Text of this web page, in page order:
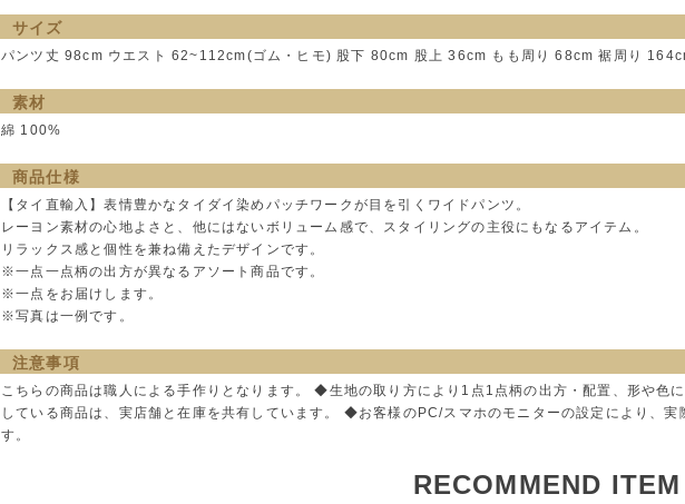
サイズ
パンツ丈 98cm ウエスト 62~112cm(ゴム・ヒモ) 股下 80cm 股上 36cm もも周り 68cm 裾周り
素材
綿 100%
商品仕様
【タイ直輸入】表情豊かなタイダイ染めパッチワークが目を引くワイドパンツ。
レーヨン素材の心地よさと、他にはないボリューム感で、スタイリングの主役にもなるアイテム。
リラックス感と個性を兼ね備えたデザインです。
※一点一点柄の出方が異なるアソート商品です。
※一点をお届けします。
※写真は一例です。
注意事項
こちらの商品は職人による手作りとなります。 ◆生地の取り方により1点1点柄の出方・配置、形や色
している商品は、実店舗と在庫を共有しています。 ◆お客様のPC/スマホのモニターの設定により、
す。
RECOMMEND ITEM